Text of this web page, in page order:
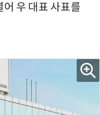
우 대표 사표를